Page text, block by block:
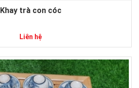
Khay trà con cóc
Liên hệ